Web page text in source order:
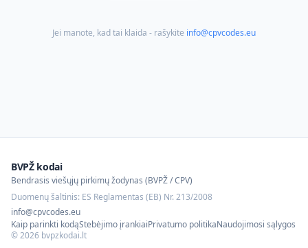
Jei manote, kad tai klaida - rašykite info@cpvcodes.eu
BVPŽ kodai
Bendrasis viešųjų pirkimų žodynas (BVPŽ / CPV)
Duomenų šaltinis: ES Reglamentas (EB) Nr. 213/2008
info@cpvcodes.eu
Kaip parinkti kodąStebėjimo įrankiaiPrivatumo politikaNaudojimosi sąlygos
©2026 bvpzkodai.lt